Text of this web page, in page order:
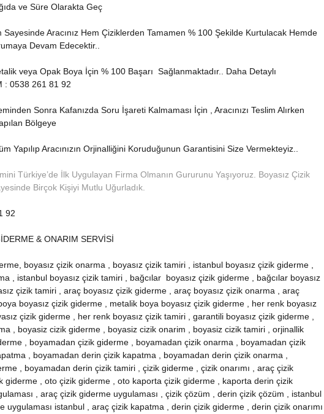
ve Süre Olarakta Geç
Sayesinde Aracınız Hem Çiziklerden Tamamen % 100 Şekilde Kurtulacak Hemde
Devam Edecektir..
veya Opak Boya İçin % 100 Başarı Sağlanmaktadır.. Daha Detaylı
: 0538 261 81 92
Sonra Kafanızda Soru İşareti Kalmaması İçin , Aracınızı Teslim Alırken
Bölgeye
Yapılıp Aracınızın Orjinalliğini Koruduğunun Garantisini Size Vermekteyiz..
Türkiye’de İlk Uygulayan Firma Olmanın Gururunu Yaşıyoruz. Boyasız Çizik
Birçok Kişiyi Mutlu Uğurladık.
92
& ONARIM SERVİSİ
boyasız çizik onarma , boyasız çizik tamiri , istanbul boyasız çizik giderme ,
, istanbul boyasız çizik tamiri , bağcılar boyasız çizik giderme , bağcılar boyasız
çizik tamiri , araç boyasız çizik giderme , araç boyasız çizik onarma , araç
boyasız çizik giderme , metalik boya boyasız çizik giderme , her renk boyasız
çizik giderme , her renk boyasız çizik tamiri , garantili boyasız çizik giderme ,
, boyasiz cizik giderme , boyasiz cizik onarim , boyasiz cizik tamiri , orjinallik
, boyamadan çizik giderme , boyamadan çizik onarma , boyamadan çizik
, boyamadan derin çizik kapatma , boyamadan derin çizik onarma ,
, boyamadan derin çizik tamiri , çizik giderme , çizik onarımı , araç çizik
giderme , oto çizik giderme , oto kaporta çizik giderme , kaporta derin çizik
, araç çizik giderme uygulaması , çizik çözüm , derin çizik çözüm , istanbul
uygulaması istanbul , araç çizik kapatma , derin çizik giderme , derin çizik onarımı